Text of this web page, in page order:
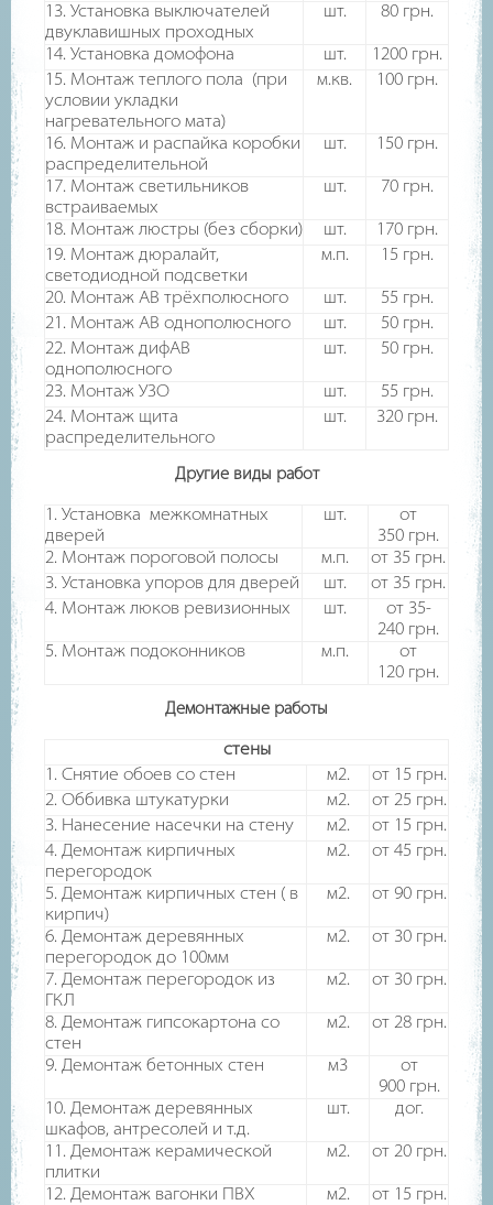
13. Установка выключателей
двуклавишных проходных
шт. 80 грн.
14. Установка домофона шт. 1200 грн.
15. Монтаж теплого пола (при
условии укладки
нагревательного мата)
м.кв. 100 грн.
16. Монтаж и распайка коробки
распределительной
шт. 150 грн.
17. Монтаж светильников
встраиваемых
шт. 70 грн.
18. Монтаж люстры (без сборки) шт. 170 грн.
19. Монтаж дюралайт,
светодиодной подсветки
м.п. 15 грн.
20. Монтаж АВ трёхполюсного шт. 55 грн.
21. Монтаж АВ однополюсного
шт. 50 грн.
22. Монтаж дифАВ
однополюсного
шт. 50 грн.
23. Монтаж УЗО шт. 55 грн.
24. Монтаж щита
распределительного
шт. 320 грн.
Другие виды работ
1. Установка межкомнатных
дверей
шт.
от
350 грн.
2. Монтаж пороговой полосы
м.п. от 35 грн.
3. Установка упоров для дверей
шт. от 35 грн.
4. Монтаж люков ревизионных
шт.
от 35-
240 грн.
5. Монтаж подоконников
м.п.
от
120 грн.
Демонтажные работы
стены
1. Снятие обоев со стен
м2. от 15 грн.
2. Оббивка штукатурки
м2. от 25 грн.
3. Нанесение насечки на стену
м2. от 15 грн.
4. Демонтаж кирпичных
перегородок
м2. от 45 грн.
5. Демонтаж кирпичных стен ( в
кирпич)
м2. от 90 грн.
6. Демонтаж деревянных
перегородок до 100мм
м2. от 30 грн.
7. Демонтаж перегородок из
ГКЛ
м2. от 30 грн.
8. Демонтаж гипсокартона со
стен
м2. от 28 грн.
9. Демонтаж бетонных стен м3
от
900 грн.
10. Демонтаж деревянных
шкафов, антресолей и т.д.
шт. дог.
11. Демонтаж керамической
плитки
м2. от 20 грн.
12. Демонтаж вагонки ПВХ м2. от 15 грн.